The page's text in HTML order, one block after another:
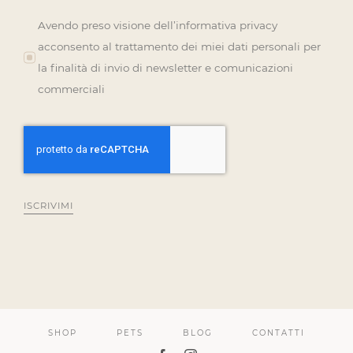
Avendo preso visione dell’informativa privacy
acconsento al trattamento dei miei dati personali per
la finalità di invio di newsletter e comunicazioni
commerciali
ISCRIVIMI
SHOP PETS BLOG CONTATTI